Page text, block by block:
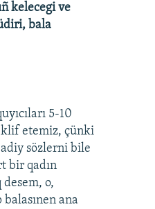
kelecegi ve
bala
5-10
etemiz, çünki
adiy sözlerni bile
bir qadın
o,
ana